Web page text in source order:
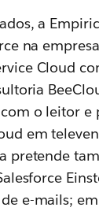
a
na
Cloud
o leitor e
em
pretende
e-mails;